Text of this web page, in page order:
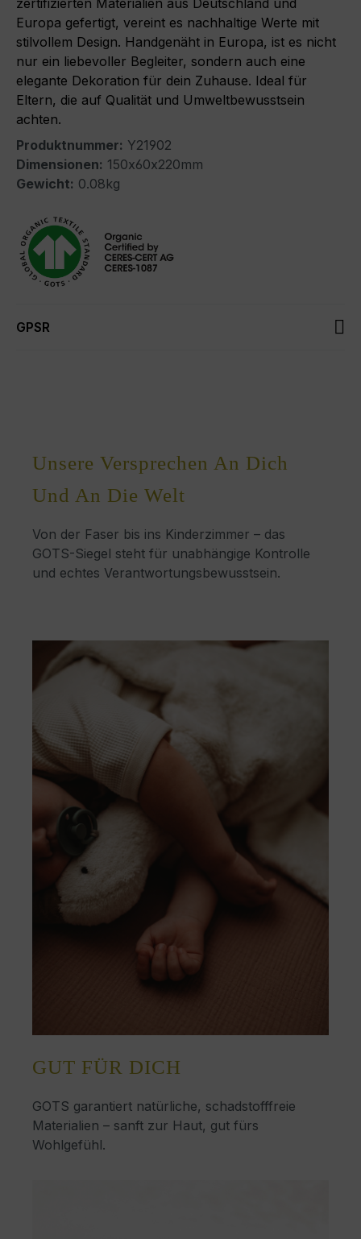
zertifizierten Materialien aus Deutschland und
Europa gefertigt, vereint es nachhaltige Werte mit
stilvollem Design. Handgenäht in Europa, ist es nicht
nur ein liebevoller Begleiter, sondern auch eine
elegante Dekoration für dein Zuhause. Ideal für
Eltern, die auf Qualität und Umweltbewusstsein
achten.
Produktnummer: Y21902
Dimensionen: 150x60x220mm
Gewicht: 0.08kg
GPSR
Unsere Versprechen An Dich
Und An Die Welt
Von der Faser bis ins Kinderzimmer – das
GOTS-Siegel steht für unabhängige Kontrolle
und echtes Verantwortungsbewusstsein.
GUT FÜR DICH
GOTS garantiert natürliche, schadstofffreie
Materialien – sanft zur Haut, gut fürs
Wohlgefühl.